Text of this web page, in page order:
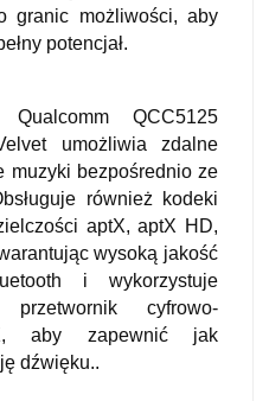
granic możliwości, aby
potencjał.
QCC5125
umożliwia zdalne
muzyki bezpośrednio ze
również kodeki
aptX, aptX HD,
wysoką jakość
i wykorzystuje
cyfrowo-
aby zapewnić jak
dźwięku..